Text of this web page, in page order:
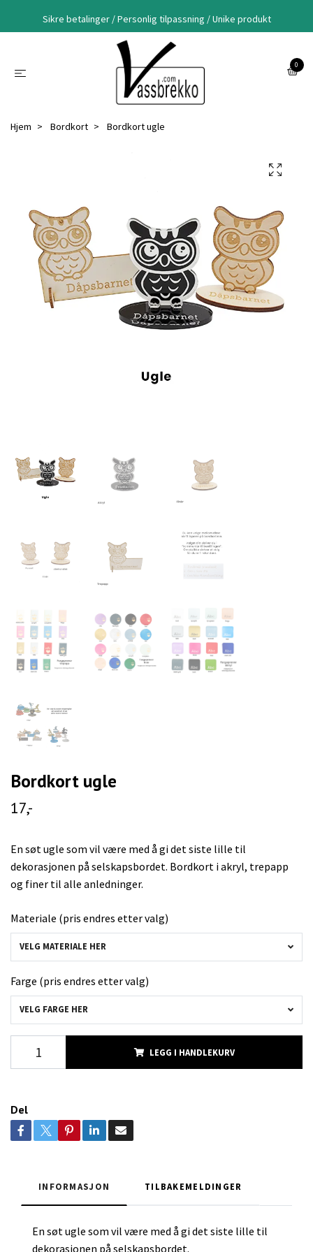
Sikre betalinger / Personlig tilpassning / Unike produkt
0
Hjem Bordkort Bordkort ugle
Bordkort ugle
17,-
En søt ugle som vil være med å gi det siste lille til
dekorasjonen på selskapsbordet. Bordkort i akryl, trepapp
og finer til alle anledninger.
Materiale (pris endres etter valg)
VELG MATERIALE HER
Farge (pris endres etter valg)
VELG FARGE HER
LEGG I HANDLEKURV
Del
INFORMASJON TILBAKEMELDINGER
En søt ugle som vil være med å gi det siste lille til
dekorasjonen på selskapsbordet.